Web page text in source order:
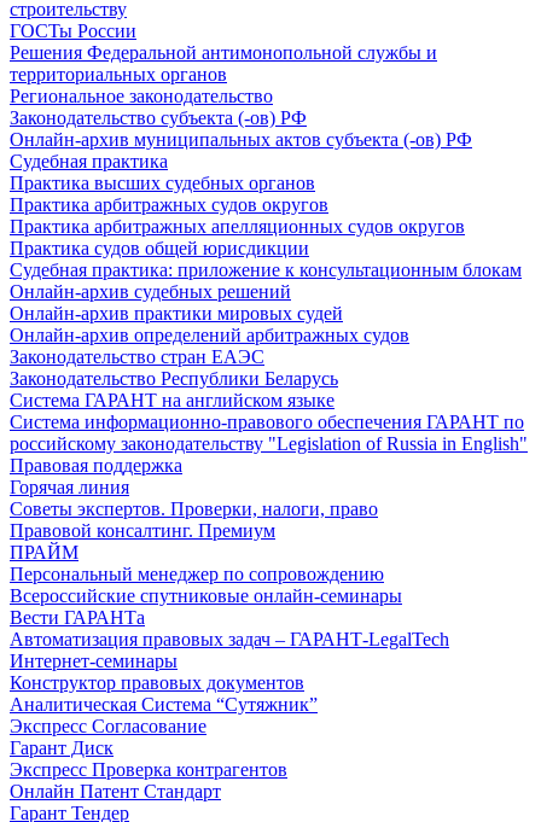
строительству
ГОСТы России
Решения Федеральной антимонопольной службы и
территориальных органов
Региональное законодательство
Законодательство субъекта (-ов) РФ
Онлайн-архив муниципальных актов субъекта (-ов) РФ
Судебная практика
Практика высших судебных органов
Практика арбитражных судов округов
Практика арбитражных апелляционных судов округов
Практика судов общей юрисдикции
Судебная практика: приложение к консультационным блокам
Онлайн-архив судебных решений
Онлайн-архив практики мировых судей
Онлайн-архив определений арбитражных судов
Законодательство стран ЕАЭС
Законодательство Республики Беларусь
Система ГАРАНТ на английском языке
Система информационно-правового обеспечения ГАРАНТ по
российскому законодательству "Legislation of Russia in English"
Правовая поддержка
Горячая линия
Советы экспертов. Проверки, налоги, право
Правовой консалтинг. Премиум
ПРАЙМ
Персональный менеджер по сопровождению
Всероссийские спутниковые онлайн-семинары
Вести ГАРАНТа
Автоматизация правовых задач – ГАРАНТ-LegalTech
Интернет-семинары
Конструктор правовых документов
Аналитическая Система “Сутяжник”
Экспресс Согласование
Гарант Диск
Экспресс Проверка контрагентов
Онлайн Патент Стандарт
Гарант Тендер